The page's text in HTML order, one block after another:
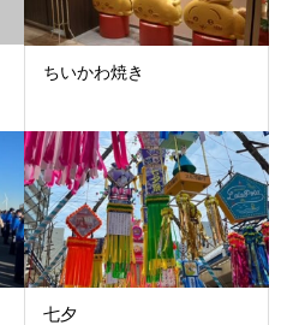
ちいかわ焼き
七夕